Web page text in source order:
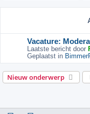
Vacature:
Laatste bericht door
Geplaatst in
Nieuw onderwerp